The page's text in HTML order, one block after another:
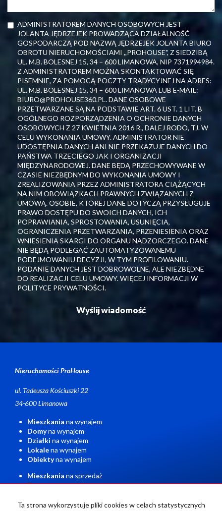
ADMINISTRATOREM DANYCH OSOBOWYCH JEST
JOLANTA JĘDRZEJEK PROWADZĄCA DZIAŁALNOŚĆ
GOSPODARCZĄ POD NAZWĄ JĘDRZEJEK JOLANTA BIURO
OBROTU NIERUCHOMOŚCIAMI ,,PROHOUSE", Z SIEDZIBĄ
UL. M.B. BOLESNEJ 15, 34 – 600 LIMANOWA, NIP 7371994984.
Z ADMINISTRATOREM MOŻNA SKONTAKTOWAĆ SIĘ
PISEMNIE, ZA POMOCĄ POCZTY TRADYCYJNEJ NA ADRES:
UL. M.B. BOLESNEJ 15, 34 – 600 LIMANOWA LUB E-MAIL:
BIURO@PROHOUSE360.PL. DANE OSOBOWE
PRZETWARZANE SĄ NA PODSTAWIE ART. 6 UST. 1 LIT. B
OGÓLNEGO ROZPORZĄDZENIA O OCHRONIE DANYCH
OSOBOWYCH Z 27 KWIETNIA 2016 R., DALEJ RODO, TJ. W
CELU WYKONANIA UMOWY. ADMINISTRATOR NIE
UDOSTĘPNIA DANYCH ANI NIE PRZEKAZUJE DANYCH DO
PAŃSTWA TRZECIEGO JAK I ORGANIZACJI
MIĘDZYNARODOWEJ. DANE BĘDĄ PRZECHOWYWANE W
CZASIE NIEZBĘDNYM DO WYKONANIA UMOWY I
ZREALIZOWANIA PRZEZ ADMINISTRATORA CIĄŻĄCYCH
NA NIM OBOWIĄZKACH PRAWNYCH ZWIĄZANYCH Z
UMOWĄ. OSOBIE, KTÓREJ DANE DOTYCZĄ PRZYSŁUGUJE
PRAWO DOSTĘPU DO SWOICH DANYCH, ICH
POPRAWIANIA, SPROSTOWANIA, USUNIĘCIA,
OGRANICZENIA PRZETWARZANIA, PRZENIESIENIA ORAZ
WNIESIENIA SKARGI DO ORGANU NADZORCZEGO. DANE
NIE BĘDĄ PODLEGAĆ ZAUTOMATYZOWANEMU
PODEJMOWANIU DECYZJI, W TYM PROFILOWANIU.
PODANIE DANYCH JEST DOBROWOLNE, ALE NIEZBĘDNE
DO REALIZACJI CELU UMOWY. WIĘCEJ INFORMACJI W
POLITYCE PRYWATNOŚCI.
Nieruchomości ProHouse
ul. Tadeusza Kościuszki 22
34-600 Limanowa
Mieszkania na wynajem
Domyna wynajem
Działki na wynajem
Lokalena wynajem
Obiektyna wynajem
Mieszkania na sprzedaż
Domyna sprzedaż
Lokalena sprzedaż
Ta strona wykorzystuje pliki cookies w celach statystycznych